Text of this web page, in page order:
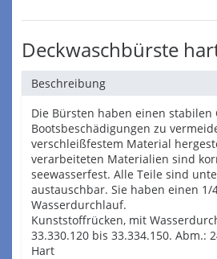
Deckwaschbürste
Beschreibung
Die Bürsten haben einen stabilen
Bootsbeschädigungen zu
verschleißfestem Material
verarbeiteten Materialien sind
seewasserfest. Alle Teile sind
austauschbar. Sie haben einen
Wasserdurchlauf.
Kunststoffrücken, mit
33.330.120 bis 33.334.150. Abm.:
Hart